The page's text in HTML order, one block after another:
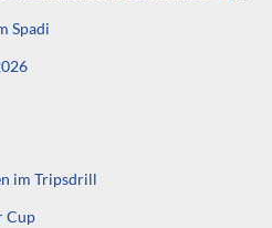
Spadi
im Tripsdrill
Cup